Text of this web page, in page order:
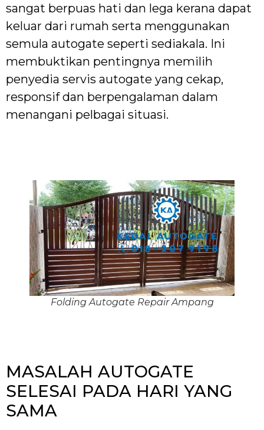
sangat berpuas hati dan lega kerana dapat
keluar dari rumah serta menggunakan
semula autogate seperti sediakala. Ini
membuktikan pentingnya memilih
penyedia servis autogate yang cekap,
responsif dan berpengalaman dalam
menangani pelbagai situasi.
Folding Autogate Repair Ampang
MASALAH AUTOGATE
SELESAI PADA HARI YANG
SAMA